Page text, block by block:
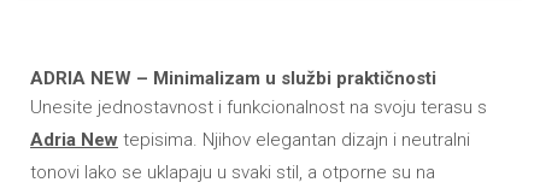
ADRIA NEW – Minimalizam u službi praktičnosti
Unesite jednostavnost i funkcionalnost na svoju terasu s
Adria New tepisima. Njihov elegantan dizajn i neutralni
tonovi lako se uklapaju u svaki stil, a otporne su na